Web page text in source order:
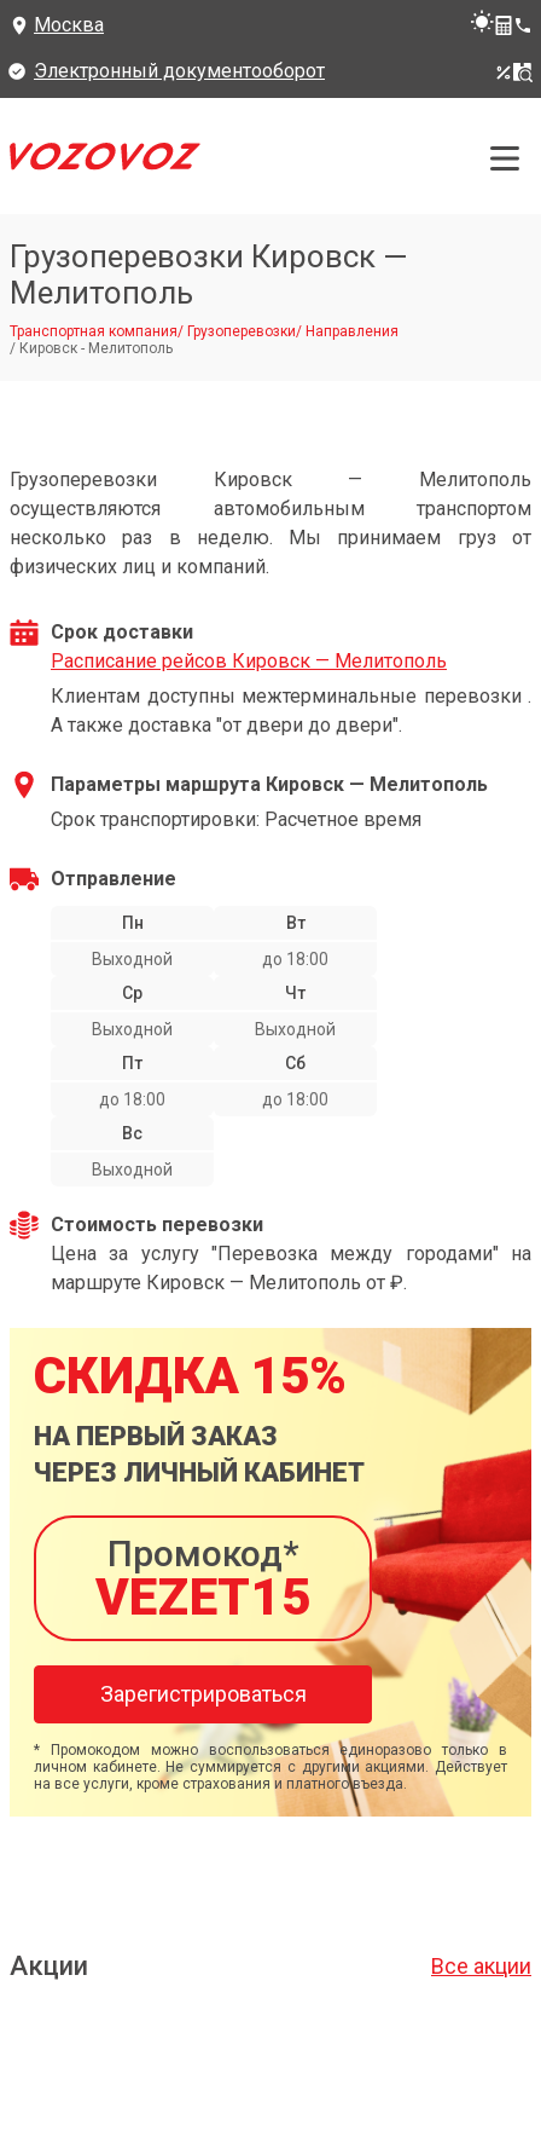
Москва
Электронный документооборот
Грузоперевозки Кировск —
Мелитополь
Транспортная компания/ Грузоперевозки/ Направления
/ Кировск - Мелитополь
Грузоперевозки Кировск — Мелитополь
осуществляются автомобильным транспортом
несколько раз в неделю. Мы принимаем груз от
физических лиц и компаний.
Срок доставки
Расписание рейсов Кировск — Мелитополь
Клиентам доступны межтерминальные перевозки .
А также доставка "от двери до двери".
Параметры маршрута Кировск — Мелитополь
Срок транспортировки: Расчетное время
Отправление
Пн
Выходной
Вт
до 18:00
Ср
Выходной
Чт
Выходной
Пт
до 18:00
Сб
до 18:00
Вс
Выходной
Стоимость перевозки
Цена за услугу "Перевозка между городами" на
маршруте Кировск — Мелитополь от ₽.
СКИДКА 15%
НА ПЕРВЫЙ ЗАКАЗ
ЧЕРЕЗ ЛИЧНЫЙ КАБИНЕТ
Промокод*
VEZET15
Зарегистрироваться
* Промокодом можно воспользоваться единоразово только в
личном кабинете. Не суммируется с другими акциями. Действует
на все услуги, кроме страхования и платного въезда.
Акции Все акции